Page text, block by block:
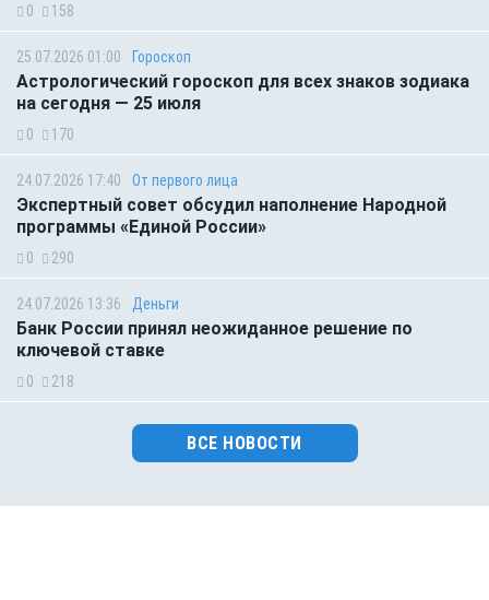
0 158
25.07.2026 01:00 Гороскоп
Астрологический гороскоп для всех знаков зодиака
на сегодня — 25 июля
0 170
24.07.2026 17:40 От первого лица
Экспертный совет обсудил наполнение Народной
программы «Единой России»
0 290
24.07.2026 13:36 Деньги
Банк России принял неожиданное решение по
ключевой ставке
0 218
ВСЕ НОВОСТИ